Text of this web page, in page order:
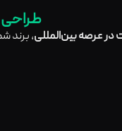
، برند